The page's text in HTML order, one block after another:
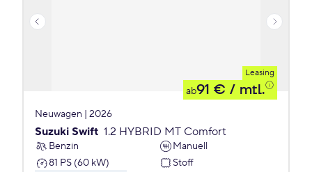
Leasing
ab91 € / mtl.
Neuwagen | 2026
Suzuki Swift 1.2 HYBRID MT Comfort
Benzin
Manuell
81 PS (60 kW)
Stoff